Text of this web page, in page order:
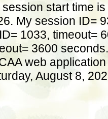
session start time
My session ID=
1033, timeout=
3600 seconds.
web
August 8,